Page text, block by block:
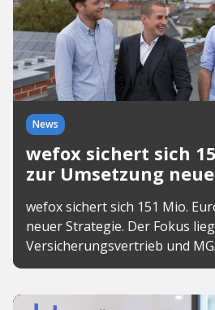
News
wefox sichert sich
zur Umsetzung
wefox sichert sich 151 Mio.
neuer Strategie. Der Fokus
Versicherungsvertrieb und